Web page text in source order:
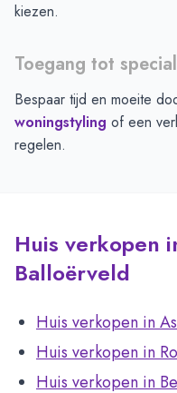
kiezen.
Toegang tot
Bespaar tijd en moeite
woningstyling of een
regelen.
Huis verkopen
Balloërveld
Huis verkopen in
Huis verkopen in
Huis verkopen in